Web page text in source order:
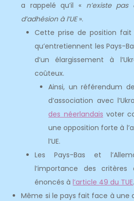
a rappelé qu’il « n’existe
d’adhésion à l’UE».
Cette prise de position
qu’entretiennent les Pays-
d’un élargissement à
coûteux.
Ainsi, un référendum
d’association avec
des néerlandais voter
une opposition forte à
l’UE.
Les Pays-Bas et
l’importance des critères
énoncés àl’article 49 du TUE.
Même si le pays fait face à une